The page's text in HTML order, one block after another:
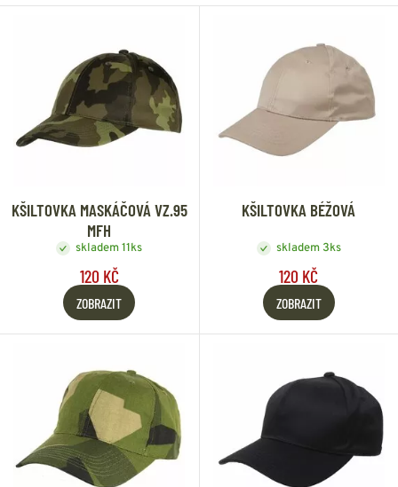
KŠILTOVKA MASKÁČOVÁ VZ.95
MFH
skladem 11ks
120 KČ
ZOBRAZIT
KŠILTOVKA BÉŽOVÁ
skladem 3ks
120 KČ
ZOBRAZIT